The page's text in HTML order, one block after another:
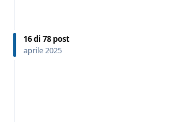
16di 78 post
aprile 2025